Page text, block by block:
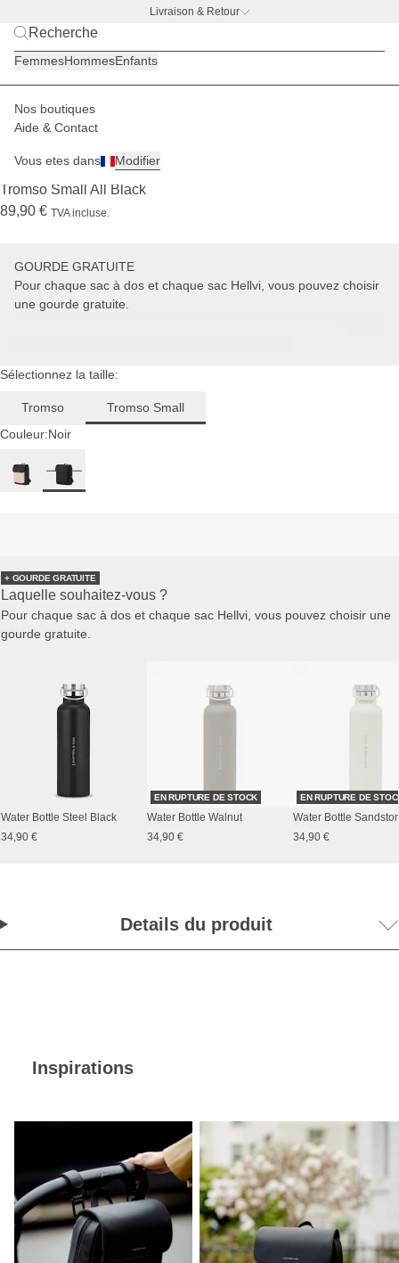
Livraison & Retour
BACK TO WORK —
FemmesHommesEnfants
Nos boutiques
Aide & Contact
Vous etes dans Modifier
Femmes Sacs à dos
(333)
Tromso Small All Black
89,90 € TVA incluse.
GOURDE GRATUITE
Pour chaque sac à dos et chaque sac Hellvi, vous pouvez choisir
une gourde gratuite.
Sélectionnez la taille:
Tromso
Tromso Small
Couleur:Noir
+ GOURDE GRATUITE
Laquelle souhaitez-vous ?
Pour chaque sac à dos et chaque sac Hellvi, vous pouvez choisir une
gourde gratuite.
Water Bottle Steel Black
34,90 €
EN RUPTURE DE STOCK
Water Bottle Walnut
34,90 €
EN RUPTURE DE
Water Bottle
34,90 €
Details du produit
Inspirations